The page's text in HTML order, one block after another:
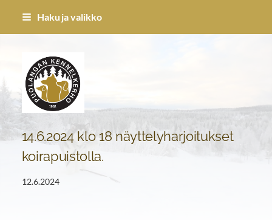
Siirry
Haku ja valikko
Puolangan Kennel-kerho ry
14.6.2024 klo 18 näyttelyharjoitukset
koirapuistolla.
12.6.2024